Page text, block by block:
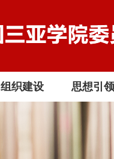
组织建设 思想引领